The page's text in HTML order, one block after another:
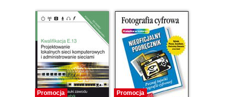
Promocja Promocja